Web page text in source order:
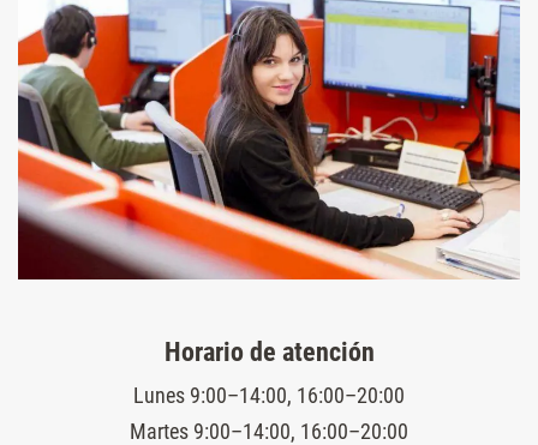
Horario de atención
Lunes 9:00–14:00, 16:00–20:00
Martes 9:00–14:00, 16:00–20:00